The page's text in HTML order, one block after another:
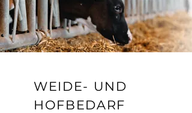
WEIDE- UND
HOFBEDARF